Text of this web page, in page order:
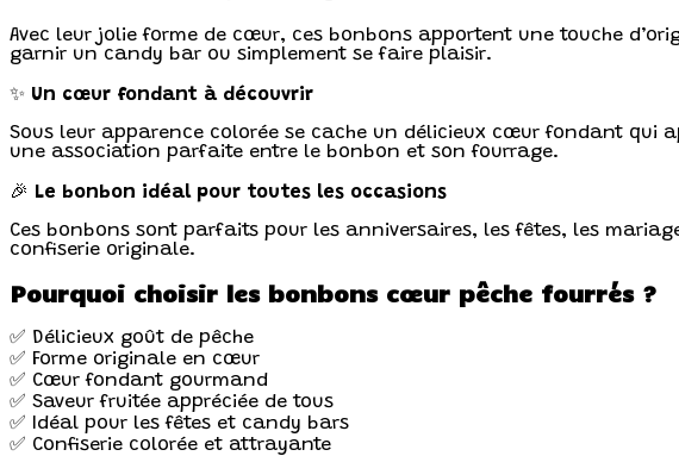
Avec leur jolie forme de cœur, ces bonbons apportent une touche
garnir un candy bar ou simplement se faire plaisir.
✨ Un cœur fondant à découvrir
Sous leur apparence colorée se cache un délicieux cœur fondant qui
une association parfaite entre le bonbon et son fourrage.
🎉
Le bonbon idéal pour toutes les occasions
Ces bonbons sont parfaits pour les anniversaires, les fêtes, les
confiserie originale.
Pourquoi choisir les bonbons cœur pêche fourrés ?
✅ Délicieux goût de pêche
✅ Forme originale en cœur
✅ Cœur fondant gourmand
✅ Saveur fruitée appréciée de tous
✅ Idéal pour les fêtes et candy bars
✅ Confiserie colorée et attrayante